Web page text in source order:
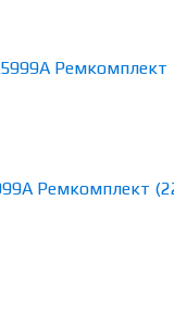
Ремкомплект